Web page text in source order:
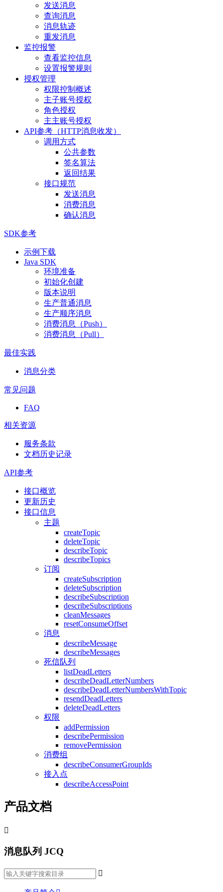
发送消息
查询消息
消息轨迹
重发消息
监控报警
查看监控信息
设置报警规则
授权管理
权限控制概述
主子账号授权
角色授权
主主账号授权
API参考（HTTP消息收发）
调用方式
公共参数
签名算法
返回结果
接口规范
发送消息
消费消息
确认消息
SDK参考
示例下载
Java SDK
环境准备
初始化创建
版本说明
生产普通消息
生产顺序消息
消费消息（Push）
消费消息（Pull）
最佳实践
消息分类
常见问题
FAQ
相关资源
服务条款
文档历史记录
API参考
接口概览
更新历史
接口信息
主题
createTopic
deleteTopic
describeTopic
describeTopics
订阅
createSubscription
deleteSubscription
describeSubscription
describeSubscriptions
cleanMessages
resetConsumeOffset
消息
describeMessage
describeMessages
死信队列
listDeadLetters
describeDeadLetterNumbers
describeDeadLetterNumbersWithTopic
resendDeadLetters
deleteDeadLetters
权限
addPermission
describePermission
removePermission
消费组
describeConsumerGroupIds
接入点
describeAccessPoint
产品文档

消息队列 JCQ
